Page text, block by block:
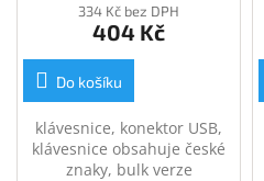
334 Kč bez DPH
404 Kč
Do košíku
klávesnice, konektor USB,
klávesnice obsahuje české
znaky, bulk verze